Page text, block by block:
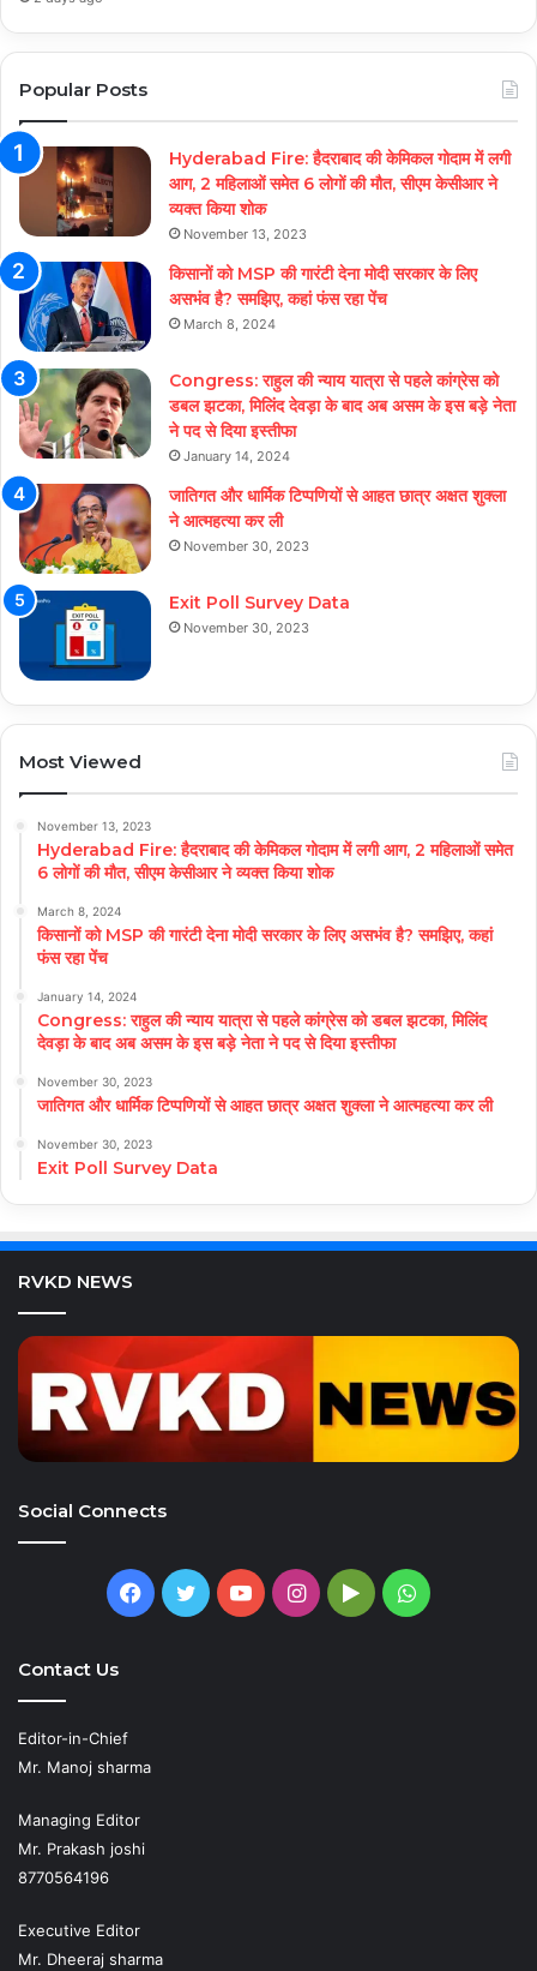
Popular Posts
Hyderabad Fire: हैदराबाद की केमिकल गोदाम में लगी
आग, 2 महिलाओं समेत 6 लोगों की मौत, सीएम केसीआर ने
व्यक्त किया शोक
November 13, 2023
किसानों को MSP की गारंटी देना मोदी सरकार के लिए
असभंव है? समझिए, कहां फंस रहा पेंच
March 8, 2024
Congress: राहुल की न्याय यात्रा से पहले कांग्रेस को
डबल झटका, मिलिंद देवड़ा के बाद अब असम के इस बड़े नेता
ने पद से दिया इस्तीफा
January 14, 2024
जातिगत और धार्मिक टिप्पणियों से आहत छात्र अक्षत शुक्ला
ने आत्महत्या कर ली
November 30, 2023
Exit Poll Survey Data
November 30, 2023
Most Viewed
November 13, 2023
Hyderabad Fire: हैदराबाद की केमिकल गोदाम में लगी आग, 2 महिलाओं समेत
6 लोगों की मौत, सीएम केसीआर ने व्यक्त किया शोक
March 8, 2024
किसानों को MSP की गारंटी देना मोदी सरकार के लिए असभंव है? समझिए, कहां
फंस रहा पेंच
January 14, 2024
Congress: राहुल की न्याय यात्रा से पहले कांग्रेस को डबल झटका, मिलिंद
देवड़ा के बाद अब असम के इस बड़े नेता ने पद से दिया इस्तीफा
November 30, 2023
जातिगत और धार्मिक टिप्पणियों से आहत छात्र अक्षत शुक्ला ने आत्महत्या कर ली
November 30, 2023
Exit Poll Survey Data
RVKD NEWS
Social Connects
Facebook
TwitterYouTubeInstagram
GoogleWhatsApp
Contact Us
Editor-in-Chief
Mr. Manoj sharma
Managing Editor
Mr. Prakash joshi
8770564196
Executive Editor
Mr. Dheeraj sharma